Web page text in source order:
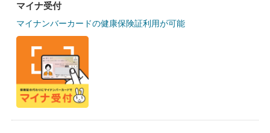
マイナ受付
マイナンバーカードの健康保険証利用が可能